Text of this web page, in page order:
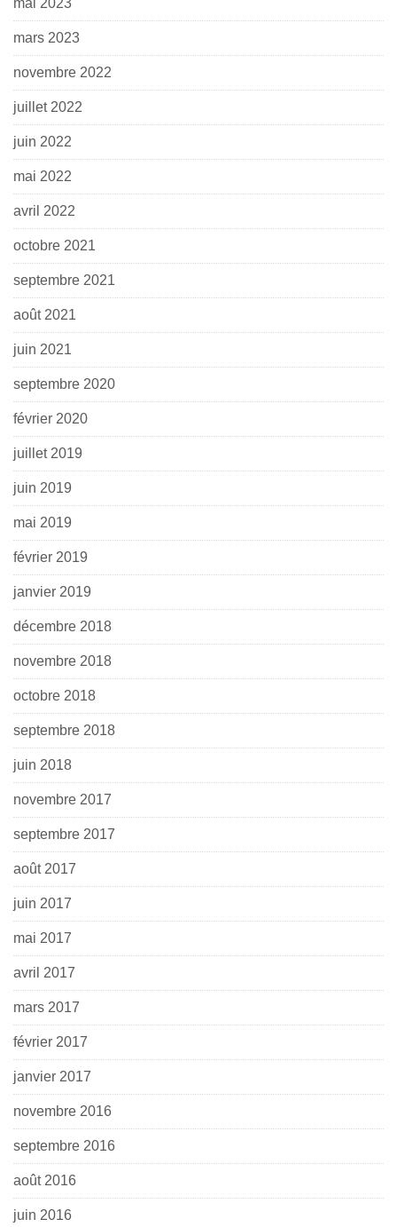
mars 2023
novembre 2022
juillet 2022
juin 2022
mai 2022
avril 2022
octobre 2021
septembre 2021
août 2021
juin 2021
septembre 2020
février 2020
juillet 2019
juin 2019
mai 2019
février 2019
janvier 2019
décembre 2018
novembre 2018
octobre 2018
septembre 2018
juin 2018
novembre 2017
septembre 2017
août 2017
juin 2017
mai 2017
avril 2017
mars 2017
février 2017
janvier 2017
novembre 2016
septembre 2016
août 2016
juin 2016